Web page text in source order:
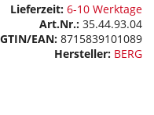
Lieferzeit: 6-10 Werktage
Art.Nr.: 35.44.93.04
GTIN/EAN: 8715839101089
Hersteller: BERG